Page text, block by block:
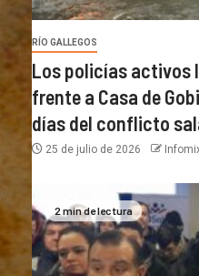
RÍO GALLEGOS
Los policías activos
frente a Casa de
días del conflicto
25 de julio de 2026
2 min de lectura